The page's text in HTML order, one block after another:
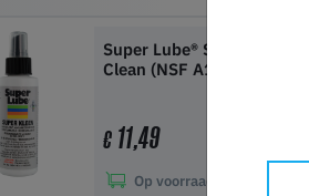
Super Lube® Super
Clean (NSF A1 cleaner)
€ 11,49
Op voorraad: